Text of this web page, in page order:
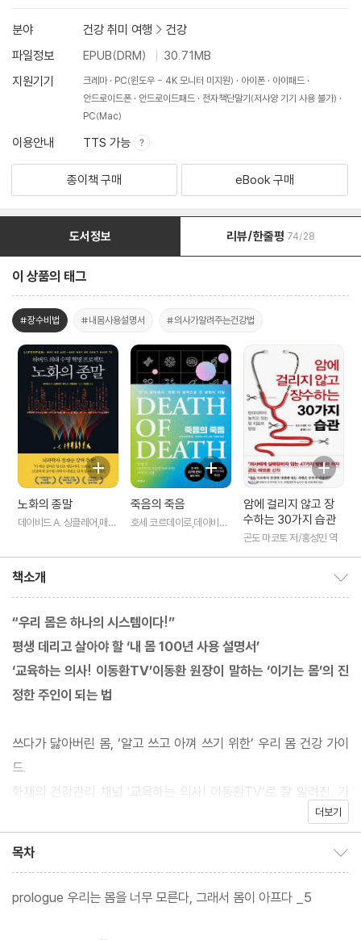
분야 건강 취미 여행 > 건강
파일정보
EPUB(DRM)
30.71MB
지원기기
크레마 PC(윈도우 - 4K 모니터 미지원) 아이폰
아이패드
안드로이드폰
안드로이드패드
전자책단말기(저사양 기기 사용 불가)
PC(Mac)
이용안내 TTS 가능
종이책 구매 eBook 구매
도서정보 리뷰/한줄평 74/28
이 상품의 태그
#장수비법 #내몸사용설명서 #의사가알려주는건강법
노화의 종말
데이비드 A. 싱클레어,매슈
죽음의 죽음
호세 코르데이로,데이비드
암에 걸리지 않고 장
수하는 30가지 습관
곤도 마코토 저/홍성민 역
책소개
“우리 몸은 하나의 시스템이다!”
평생 데리고 살아야 할 ‘내 몸 100년 사용 설명서’
‘교육하는 의사! 이동환TV’이동환 원장이 말하는 ‘이기는 몸’의 진
정한 주인이 되는 법
쓰다가 닳아버린 몸, ‘알고 쓰고 아껴 쓰기 위한’ 우리 몸 건강 가이
드.
화제의 건강관리 채널 ‘교육하는 의사! 이동환TV’로 잘 알려진, 가
정의학전문의 이동환 원장이 신간 『이기는 몸』을 펴냈다. 보이지 않
리와 관련 질환, 그리고 먹고 자고 숨 쉬고 움직이는 섭생의 모든 것
을 이 책에 담았다.
더보기
목차
prologue 우리는 몸을 너무 모른다, 그래서 몸이 아프다 _5